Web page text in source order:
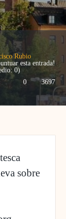
Rubio
esta entrada!
0)
3697
0
sobre